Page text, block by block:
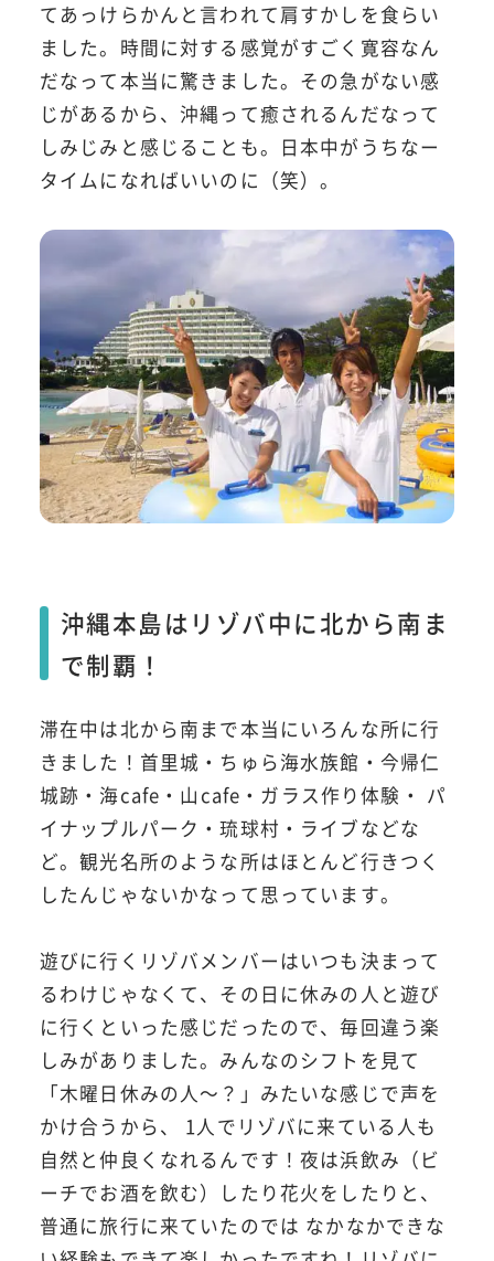
てあっけらかんと言われて肩すかしを食らい
ました。時間に対する感覚がすごく寛容なん
だなって本当に驚きました。その急がない感
じがあるから、沖縄って癒されるんだなって
しみじみと感じることも。日本中がうちなー
タイムになればいいのに（笑）。
沖縄本島はリゾバ中に北から南ま
で制覇！
滞在中は北から南まで本当にいろんな所に行
きました！首里城・ちゅら海水族館・今帰仁
城跡・海cafe・山cafe・ガラス作り体験・ パ
イナップルパーク・琉球村・ライブなどな
ど。観光名所のような所はほとんど行きつく
したんじゃないかなって思っています。
遊びに行くリゾバメンバーはいつも決まって
るわけじゃなくて、その日に休みの人と遊び
に行くといった感じだったので、毎回違う楽
しみがありました。みんなのシフトを見て
「木曜日休みの人～？」みたいな感じで声を
かけ合うから、 1人でリゾバに来ている人も
自然と仲良くなれるんです！夜は浜飲み（ビ
ーチでお酒を飲む）したり花火をしたりと、
普通に旅行に来ていたのでは なかなかできな